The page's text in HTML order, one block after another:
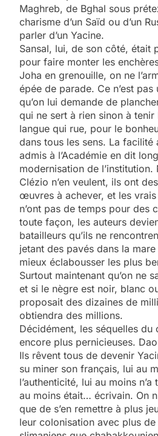
Maghreb, de Bghal sous
charisme d’un Saïd ou d’un
parler d’un Yacine.
Sansal, lui, de son côté, était
pour faire monter les
Joha en grenouille, on ne
épée de parade. Ce n’est
qu’on lui demande de
qui ne sert à rien sinon à tenir
langue qui rue, pour le
dans tous les sens. La facilité
admis à l’Académie en dit
modernisation de
Clézio n’en veulent, ils ont
œuvres à achever, et les
n’ont pas de temps pour des
toute façon, les auteurs
batailleurs qu’ils ne
jetant des pavés dans la
mieux éclabousser les plus
Surtout maintenant qu’on ne
et si le nègre est noir, blanc
proposait des dizaines de
obtiendra des millions.
Décidément, les séquelles du
encore plus pernicieuses.
Ils rêvent tous de devenir
su miner son français, lui au
l’authenticité, lui au moins
au moins était… écrivain. On
que de s’en remettre à plus
leur colonisation avec plus